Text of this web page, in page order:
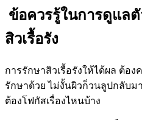
ข้อควรรู้ในการดูแลตั
สิวเรื้อรัง
การรักษาสิวเรื้อรังให้ได้ผล ต้อง
รักษาด้วย ไม่งั้นผิวก็วนลูปกลับม
ต้องโฟกัสเรื่องไหนบ้าง